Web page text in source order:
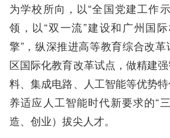
为学校所向，以“全国党建工作
领，以“双一流”建设和广州国
擎”，纵深推进高等教育综合改
区国际化教育改革试点，做精建
料、集成电路、人工智能等优势
养适应人工智能时代新要求的“
造、创业）拔尖人才。